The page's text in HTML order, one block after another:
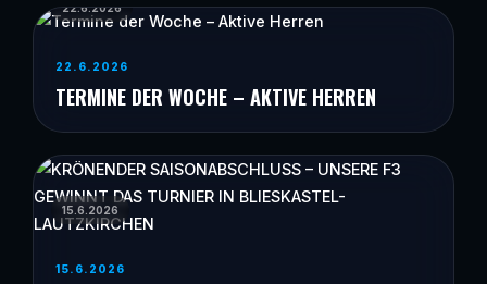
22.6.2026
22.6.2026
TERMINE DER WOCHE – AKTIVE HERREN
15.6.2026
15.6.2026